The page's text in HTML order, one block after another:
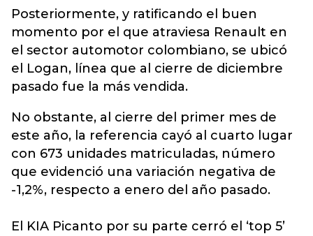
Posteriormente, y ratificando el buen
momento por el que atraviesa Renault en
el sector automotor colombiano, se ubicó
el Logan, línea que al cierre de diciembre
pasado fue la más vendida.
No obstante, al cierre del primer mes de
este año, la referencia cayó al cuarto lugar
con 673 unidades matriculadas, número
que evidenció una variación negativa de
-1,2%, respecto a enero del año pasado.
El KIA Picanto por su parte cerró el ‘top 5’